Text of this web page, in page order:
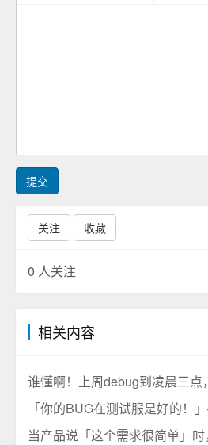
提交
关注 收藏
0 人关注
相关内容
当产品说「这个需求很简单」